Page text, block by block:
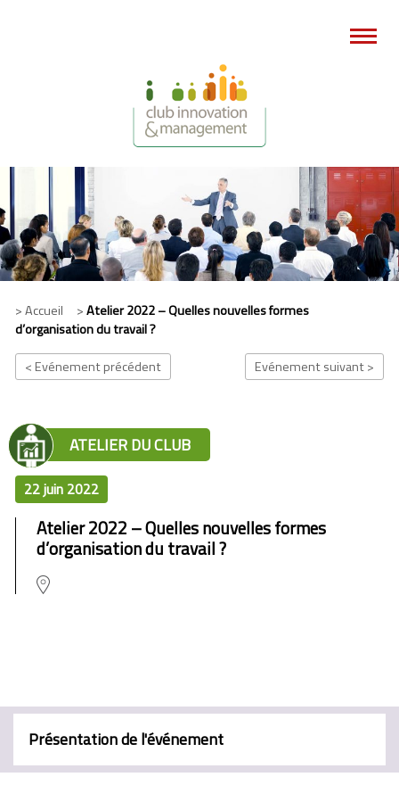
> Accueil >Atelier 2022 – Quelles nouvelles formes
d’organisation du travail ?
< Evénement précédent
Evénement suivant >
ATELIER DU CLUB
22 juin 2022
Atelier 2022 – Quelles nouvelles formes
d’organisation du travail ?
Présentation de l'événement